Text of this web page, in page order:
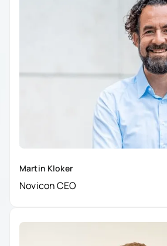
Martin Kloker
Novicon CEO